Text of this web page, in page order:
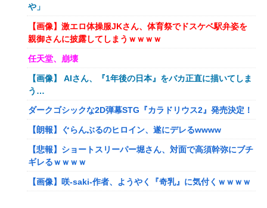
や」
【画像】激エロ体操服JKさん、体育祭でドスケベ駅弁姿を
親御さんに披露してしまうｗｗｗｗ
任天堂、崩壊
【画像】 AIさん、『1年後の日本』をバカ正直に描いてしま
う…
ダークゴシックな2D弾幕STG『カラドリウス2』発売決定！
【朗報】ぐらんぶるのヒロイン、遂にデレるwwww
【悲報】ショートスリーパー堀さん、対面で高須幹弥にブチ
ギレるｗｗｗｗ
【画像】咲-saki-作者、ようやく『奇乳』に気付くｗｗｗｗ